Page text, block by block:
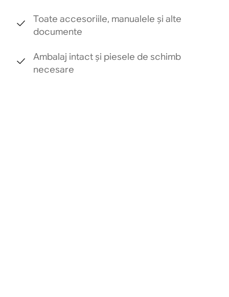
Toate accesoriile, manualele și alte
documente
Ambalaj intact și piesele de schimb
necesare